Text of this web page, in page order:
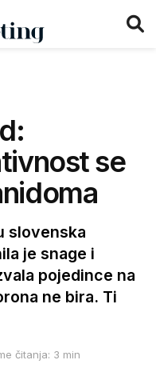
se
slovenska
je snage i
pojedince na
ne bira. Ti
čitanja: 3 min